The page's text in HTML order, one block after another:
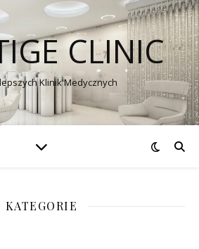
CLINIC
Klinik Medycznych
KATEGORIE